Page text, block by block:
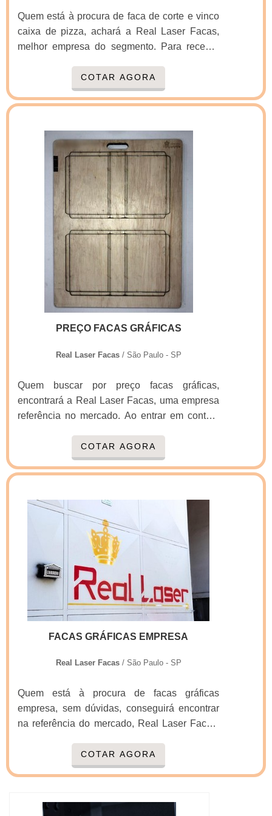
Quem está à procura de faca de corte e vinco
caixa de pizza, achará a Real Laser Facas,
melhor empresa do segmento. Para receber
o cliente deve escolher uma organização que
se destaque por um bom suporte pré-venda e
tenha ampla experiência no ramo.Quando a
com os colaboradores da Real Laser Facas o
cliente encontrará proteção e diversas opções
de pagamento disponíveis.OUTRAS
INFORMAÇÕES SOBRE FACA DE CORTE E
VINCO CAIXA DE PIZZAA Real Laser Facas
foca seus esforços em proporcionar uma
estrutura com escritório de alta qualidade onde
são realizadas as atividades e logística
planejada para entregas em curto prazo, tudo
isso para oferecer faca de corte e vinco caixa
de pizza com assertividade.Há muitas
maneiras eficientes de uma companhia
demonstrar competência, excelência e
destaque em sua área de atuação. A Real
Laser Facas se mostra referência por ter:
eficientes; Oito anos de experiência no
segmento; Preço justo.Sem perder o foco em
faca de corte e vinco caixa de pizza, é
produtos e serviços com ótima qualidade e
excelente custo-benefício, características
simples, mas que mostram o
clientes.Isso tudo é a razão pela qual a Real
Laser Facas é uma empresa inovadora
quando se explora o segmento de facas para
corte e vinco. O objetivo é garantir sempre a
qualidade final para fidelização do cliente com
parcerias duradouras.QUALIDADES E
PONTOS FORTES DA EMPRESASomente
na Real Laser Facas as melhores opções
sempre estão à disposição quando se procura
soluções para facas para corte e vinco. São
de corte e vinco cartonagem e facas gráficas
precisão.Para uma maior satisfação dos
clientes, a empresa busca investir nos
melhores profissionais do mercado, e em
instalações modernas, garantindo assim,
confiabilidade e boa cotação no mercado.A
Real Laser Facas é uma empresa que tem
qualidade, o que fecha o ciclo de entrega com
COTAR AGORA
PREÇO FACAS GRÁFICAS
Real Laser Facas / São Paulo - SP
Quem buscar por preço facas gráficas,
encontrará a Real Laser Facas, uma empresa
referência no mercado. Ao entrar em contato
ramo, o cliente receberá um suporte completo
para sanar eventuais dúvidas sobre o produto
a ser adquirido.MAIS INFORMAÇÕES
alguém buscar por preço facas gráficas em
uma empresa responsável, conseguirá
encontrar o site da Real Laser Facas. Uma
companhia com alto know-how em faca gráfica
manual e facas para embalagens que oferece
o que há de melhor em tecnologia ao
cliente.Ainda com uma visão analítica sobre
preço facas gráficas, mais do que visar apenas
lucratividade, deve oferecer produtos e
serviços que tenham ótima qualidade e
assertividade, pequenos detalhes, mas de
seriedade da empresa.É importante lembrar
que o produto deve sempre ser adquirido com
companhias especializadas no segmento.
qualidade e durabilidade dos materiais, além
de evitar prejuízos com substituições
frequentes de produtos que não cumprem com
possível poupar gastos
COTAR AGORA
FACAS GRÁFICAS EMPRESA
Real Laser Facas / São Paulo - SP
Quem está à procura de facas gráficas
empresa, sem dúvidas, conseguirá encontrar
na referência do mercado, Real Laser Facas.
mais se destaca no ramo, o cliente receberá
um suporte completo para sanar eventuais
COTAR AGORA